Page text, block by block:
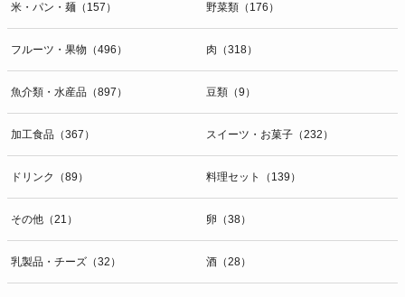
米・パン・麺（157） 野菜類（176）
フルーツ・果物（496） 肉（318）
魚介類・水産品（897） 豆類（9）
加工食品（367） スイーツ・お菓子（232）
ドリンク（89） 料理セット（139）
その他（21） 卵（38）
乳製品・チーズ（32） 酒（28）